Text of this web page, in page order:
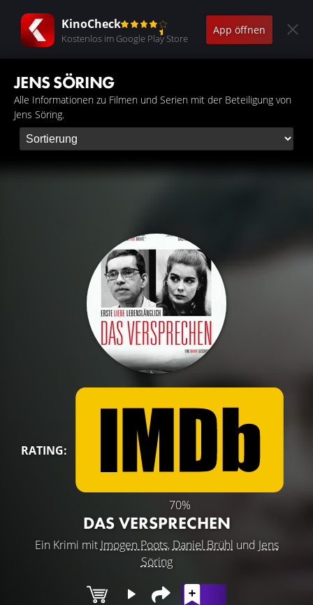
KinoCheck
Kostenlos im Google Play Store
App öffnen
JENS SÖRING
Alle Informationen zu Filmen und Serien mit der Beteiligung von
Jens Söring.
RATING:
70%
DAS VERSPRECHEN
Ein Krimi mit Imogen Poots, Daniel Brühl und Jens
Söring